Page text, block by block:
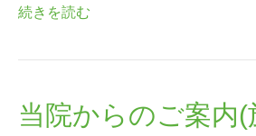
続きを読む
当院からのご案内(